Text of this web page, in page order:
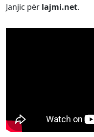
Janjic për lajmi.net.